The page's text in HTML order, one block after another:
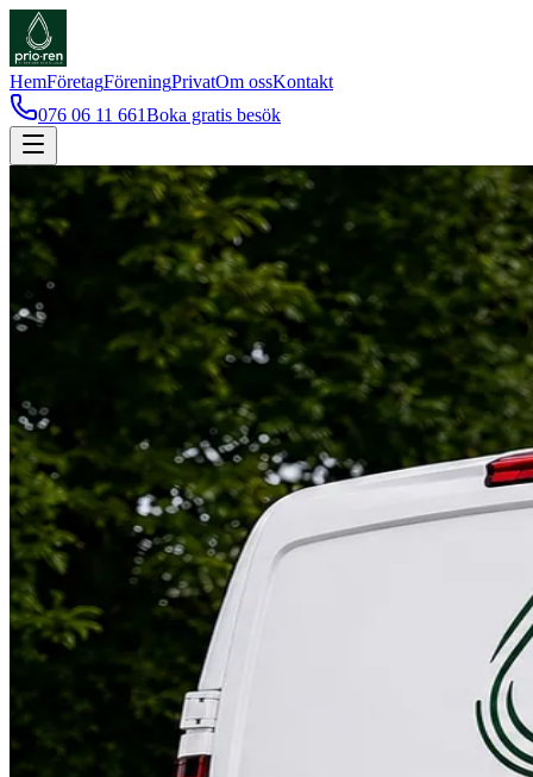
HemFöretagFöreningPrivatOm ossKontakt
076 06 11 661Boka gratis besök